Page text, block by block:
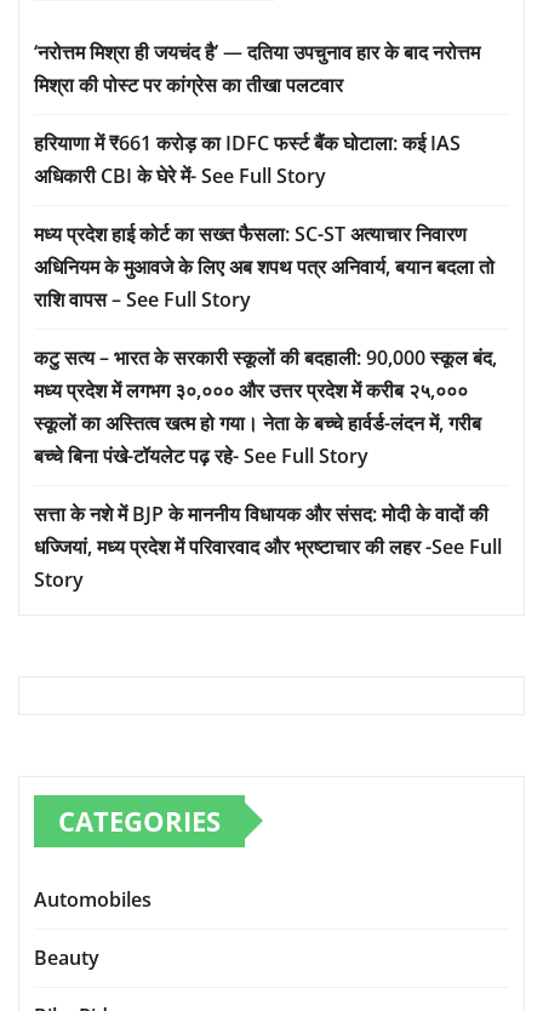
‘नरोत्तम मिश्रा ही जयचंद है’ — दतिया उपचुनाव हार के बाद नरोत्तम
मिश्रा की पोस्ट पर कांग्रेस का तीखा पलटवार
हरियाणा में ₹661 करोड़ का IDFC फर्स्ट बैंक घोटाला: कई IAS
अधिकारी CBI के घेरे में- See Full Story
मध्य प्रदेश हाई कोर्ट का सख्त फैसला: SC-ST अत्याचार निवारण
अधिनियम के मुआवजे के लिए अब शपथ पत्र अनिवार्य, बयान बदला तो
राशि वापस – See Full Story
कटु सत्य – भारत के सरकारी स्कूलों की बदहाली: 90,000 स्कूल बंद,
मध्य प्रदेश में लगभग ३०,००० और उत्तर प्रदेश में करीब २५,०००
स्कूलों का अस्तित्व खत्म हो गया। नेता के बच्चे हार्वर्ड-लंदन में, गरीब
बच्चे बिना पंखे-टॉयलेट पढ़ रहे- See Full Story
सत्ता के नशे में BJP के माननीय विधायक और संसद: मोदी के वादों की
धज्जियां, मध्य प्रदेश में परिवारवाद और भ्रष्टाचार की लहर -See Full
Story
CATEGORIES
Automobiles
Beauty